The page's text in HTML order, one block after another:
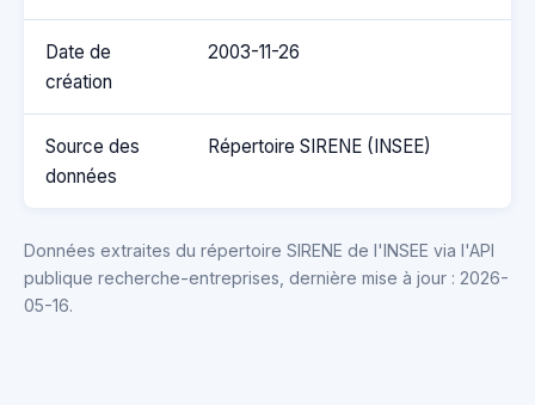
Date de
création
2003-11-26
Source des
données
Répertoire SIRENE (INSEE)
Données extraites du répertoire SIRENE de l'INSEE via l'API
publique recherche-entreprises, dernière mise à jour : 2026-
05-16.